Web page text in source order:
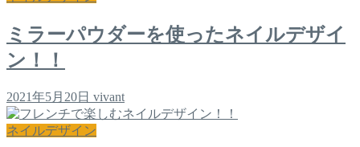
ミラーパウダーを使ったネイルデザイ
ン！！
2021年5月20日 vivant
ネイルデザイン